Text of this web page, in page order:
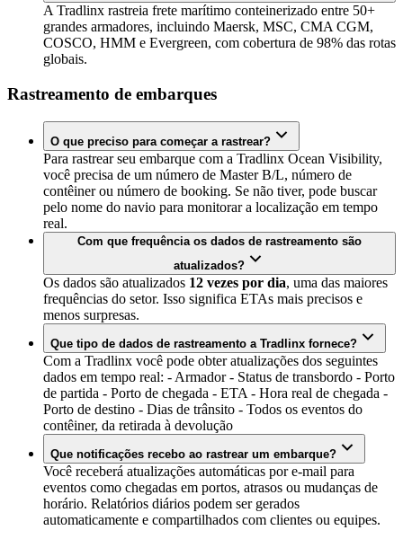
A Tradlinx rastreia frete marítimo conteinerizado entre 50+
grandes armadores, incluindo Maersk, MSC, CMA CGM,
COSCO, HMM e Evergreen, com cobertura de 98% das rotas
globais.
Rastreamento de embarques
O que preciso para começar a rastrear?
Para rastrear seu embarque com a Tradlinx Ocean Visibility,
você precisa de um número de Master B/L, número de
contêiner ou número de booking. Se não tiver, pode buscar
pelo nome do navio para monitorar a localização em tempo
real.
Com que frequência os dados de rastreamento são
atualizados?
Os dados são atualizados 12 vezes por dia, uma das maiores
frequências do setor. Isso significa ETAs mais precisos e
menos surpresas.
Que tipo de dados de rastreamento a Tradlinx fornece?
Com a Tradlinx você pode obter atualizações dos seguintes
dados em tempo real: - Armador - Status de transbordo - Porto
de partida - Porto de chegada - ETA - Hora real de chegada -
Porto de destino - Dias de trânsito - Todos os eventos do
contêiner, da retirada à devolução
Que notificações recebo ao rastrear um embarque?
Você receberá atualizações automáticas por e-mail para
eventos como chegadas em portos, atrasos ou mudanças de
horário. Relatórios diários podem ser gerados
automaticamente e compartilhados com clientes ou equipes.